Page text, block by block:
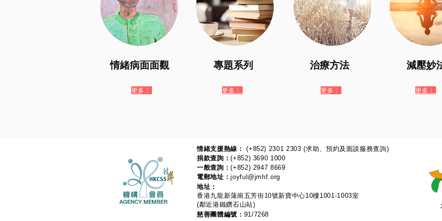
情緒病面面觀
更多 〉
​專題系列
更多 〉
治療方法
更多 〉
減壓妙
更多 〉
情緒支援熱線：​​(+852) 2301 2303(求助、預約及面談服務查詢)
捐款查詢：(+852) 3690 1000
一般查詢：(+852) 2947 8669
電郵地址：joyful@jmhf.org
地址：
香港九龍新蒲崗五芳街10號新寶中心10樓1001-1003室
(鄰近港鐵鑽石山站)
慈善團體編號： 91/7268